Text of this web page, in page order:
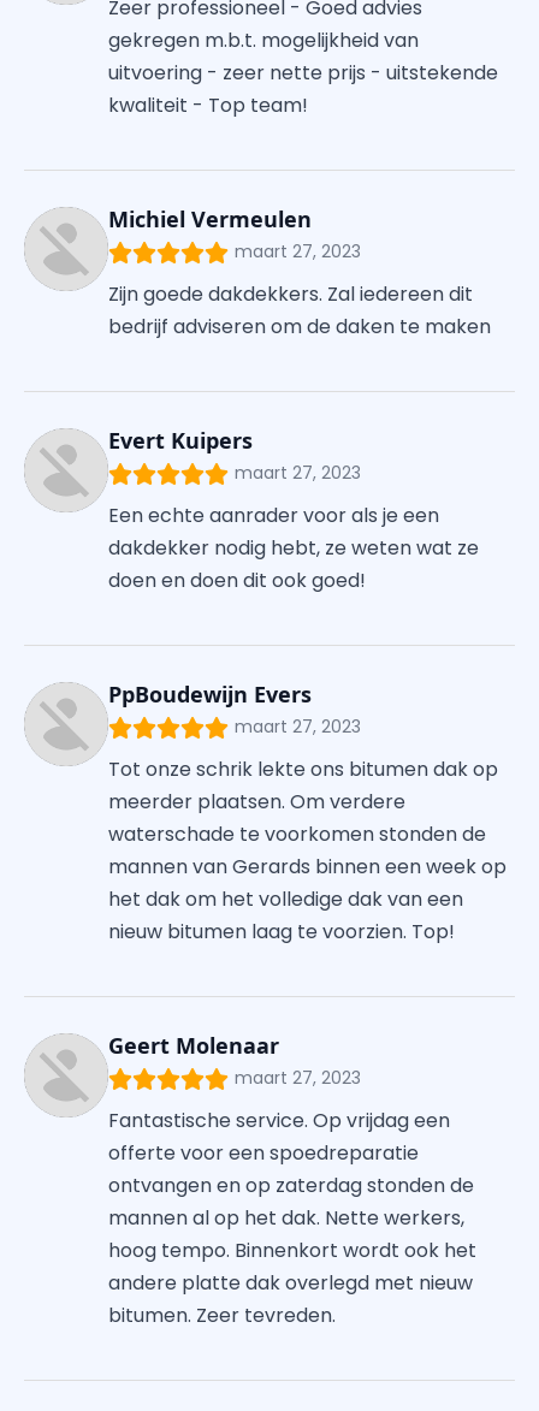
Zeer professioneel - Goed advies
gekregen m.b.t. mogelijkheid van
uitvoering - zeer nette prijs - uitstekende
kwaliteit - Top team!
Michiel Vermeulen
maart 27, 2023
Zijn goede dakdekkers. Zal iedereen dit
bedrijf adviseren om de daken te maken
Evert Kuipers
maart 27, 2023
Een echte aanrader voor als je een
dakdekker nodig hebt, ze weten wat ze
doen en doen dit ook goed!
PpBoudewijn Evers
maart 27, 2023
Tot onze schrik lekte ons bitumen dak op
meerder plaatsen. Om verdere
waterschade te voorkomen stonden de
mannen van Gerards binnen een week op
het dak om het volledige dak van een
nieuw bitumen laag te voorzien. Top!
Geert Molenaar
maart 27, 2023
Fantastische service. Op vrijdag een
offerte voor een spoedreparatie
ontvangen en op zaterdag stonden de
mannen al op het dak. Nette werkers,
hoog tempo. Binnenkort wordt ook het
andere platte dak overlegd met nieuw
bitumen. Zeer tevreden.